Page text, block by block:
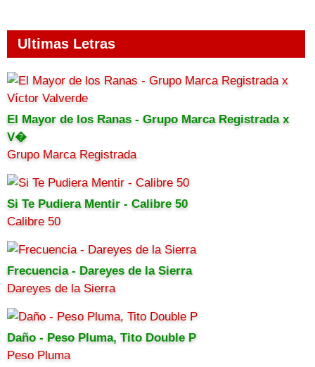
Ultimas Letras
El Mayor de los Ranas - Grupo Marca Registrada x
V�
Grupo Marca Registrada
Si Te Pudiera Mentir - Calibre 50
Calibre 50
Frecuencia - Dareyes de la Sierra
Dareyes de la Sierra
Daño - Peso Pluma, Tito Double P
Peso Pluma